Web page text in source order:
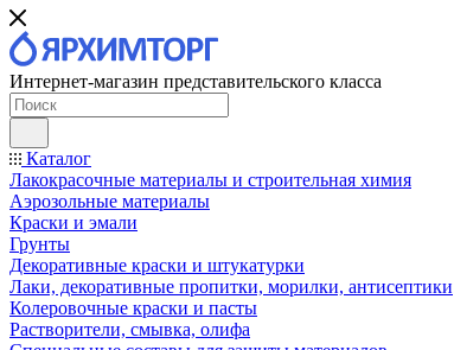
Интернет-магазин представительского класса
Каталог
Лакокрасочные материалы и строительная химия
Аэрозольные материалы
Краски и эмали
Грунты
Декоративные краски и штукатурки
Лаки, декоративные пропитки, морилки, антисептики
Колеровочные краски и пасты
Растворители, смывка, олифа